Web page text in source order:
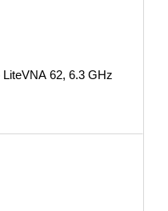
LiteVNA 62, 6.3 GHz